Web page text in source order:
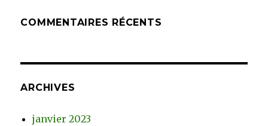
COMMENTAIRES RÉCENTS
ARCHIVES
janvier 2023